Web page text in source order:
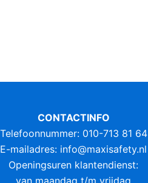
CONTACTINFO
Telefoonnummer: 010-713 81 64
E-mailadres: info@maxisafety.nl
Openingsuren klantendienst:
van maandag t/m vrijdag